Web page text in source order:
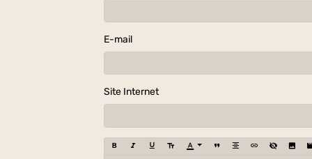
E-mail
Site Internet